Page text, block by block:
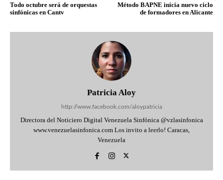
Todo octubre será de orquestas
sinfónicas en Cantv
Método BAPNE inicia nuevo ciclo
de formadores en Alicante
Patricia Aloy
http://www.facebook.com/aloypatricia
Directora del Noticiero Digital Venezuela Sinfónica @vzlasinfonica
www.venezuelasinfonica.com Los invito a leerlo! Caracas,
Venezuela